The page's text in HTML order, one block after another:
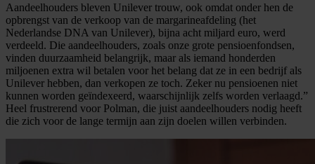
Aandeelhouders bleven Unilever trouw, ook omdat onder hen de
opbrengst van de verkoop van de margarineafdeling (het
Nederlandse DNA van Unilever), bijna acht miljard euro, werd
verdeeld. Die aandeelhouders, zoals onze grote pensioenfondsen,
vinden duurzaamheid belangrijk, maar als iemand honderden
miljoenen extra wil betalen voor het belang dat ze in een bedrijf als
Unilever hebben, dan verkopen ze toch. Zeker nu pensioenen niet
kunnen worden geïndexeerd, waarschijnlijk zelfs worden verlaagd.”
Heel frustrerend voor Polman, die juist aandeelhouders nodig heeft
die zich voor de lange termijn aan zijn doelen willen verbinden.